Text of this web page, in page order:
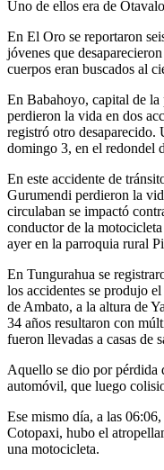
Uno de ellos era de
En El Oro se reportaron
jóvenes que
cuerpos eran buscados al
En Babahoyo, capital de
perdieron la vida en dos
registró otro desaparecido.
domingo 3, en el redondel
En este accidente de
Gurumendi perdieron la
circulaban se impactó
conductor de la
ayer en la parroquia rural
En Tungurahua se
los accidentes se produjo
de Ambato, a la altura de
34 años resultaron con
fueron llevadas a casas de
Aquello se dio por pérdida
automóvil, que luego
Ese mismo día, a las
Cotopaxi, hubo el
una motocicleta.